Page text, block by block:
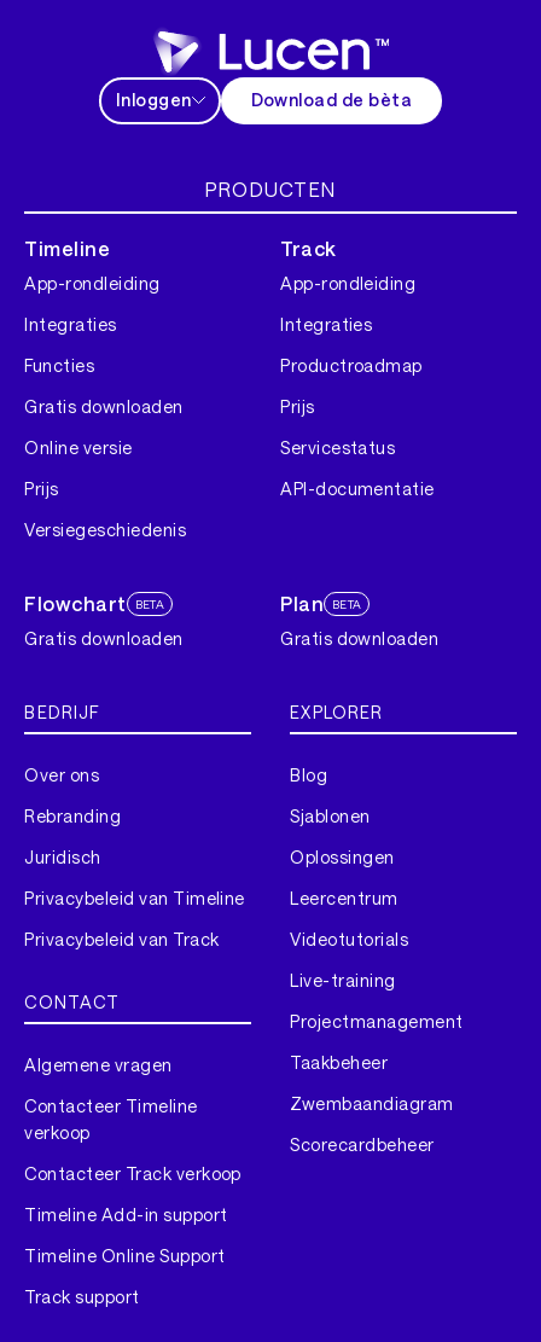
Inloggen Download de bèta
PRODUCTEN
Timeline
App-rondleiding
Integraties
Functies
Gratis downloaden
Online versie
Prijs
Versiegeschiedenis
Track
App-rondleiding
Integraties
Productroadmap
Prijs
Servicestatus
API-documentatie
Flowchart BETA
Gratis downloaden
Plan BETA
Gratis downloaden
BEDRIJF
Over ons
Rebranding
Juridisch
Privacybeleid van Timeline
Privacybeleid van Track
CONTACT
Algemene vragen
Contacteer Timeline
verkoop
Contacteer Track verkoop
Timeline Add-in support
Timeline Online Support
Track support
EXPLORER
Blog
Sjablonen
Oplossingen
Leercentrum
Videotutorials
Live-training
Projectmanagement
Taakbeheer
Zwembaandiagram
Scorecardbeheer